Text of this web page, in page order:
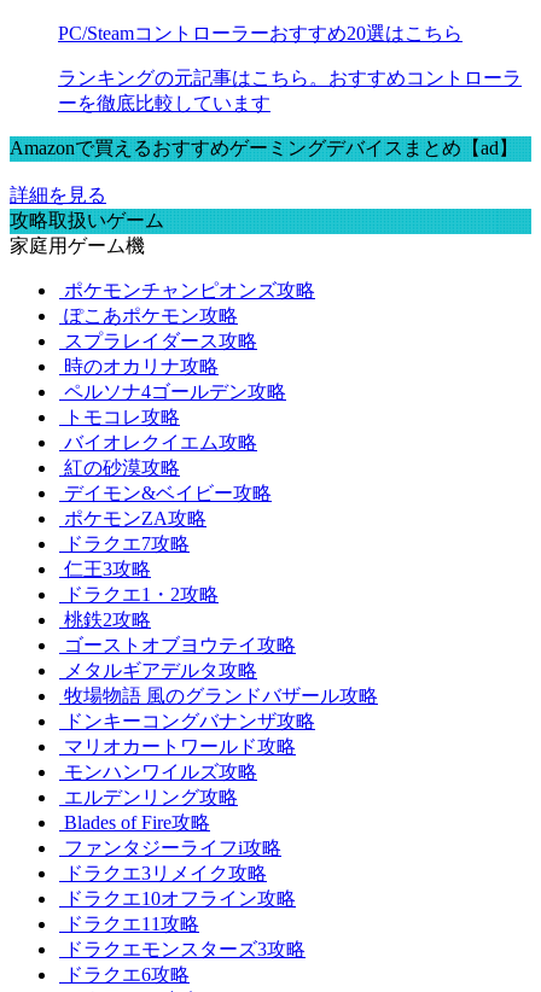
PC/Steamコントローラーおすすめ20選はこちら
ランキングの元記事はこちら。おすすめコントローラ
ーを徹底比較しています
Amazonで買えるおすすめゲーミングデバイスまとめ【ad】
詳細を見る
攻略取扱いゲーム
家庭用ゲーム機
ポケモンチャンピオンズ攻略
ぽこあポケモン攻略
スプラレイダース攻略
時のオカリナ攻略
ペルソナ4ゴールデン攻略
トモコレ攻略
バイオレクイエム攻略
紅の砂漠攻略
デイモン&ベイビー攻略
ポケモンZA攻略
ドラクエ7攻略
仁王3攻略
ドラクエ1・2攻略
桃鉄2攻略
ゴーストオブヨウテイ攻略
メタルギアデルタ攻略
牧場物語 風のグランドバザール攻略
ドンキーコングバナンザ攻略
マリオカートワールド攻略
モンハンワイルズ攻略
エルデンリング攻略
Blades of Fire攻略
ファンタジーライフi攻略
ドラクエ3リメイク攻略
ドラクエ10オフライン攻略
ドラクエ11攻略
ドラクエモンスターズ3攻略
ドラクエ6攻略